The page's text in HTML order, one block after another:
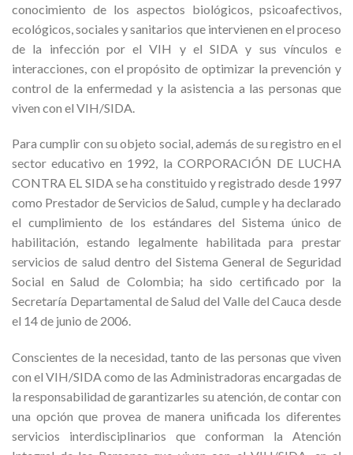
conocimiento de los aspectos biológicos, psicoafectivos,
ecológicos, sociales y sanitarios que intervienen en el proceso
de la infección por el VIH y el SIDA y sus vínculos e
interacciones, con el propósito de optimizar la prevención y
control de la enfermedad y la asistencia a las personas que
viven con el VIH/SIDA.
Para cumplir con su objeto social, además de su registro en el
sector educativo en 1992, la CORPORACIÓN DE LUCHA
CONTRA EL SIDA se ha constituido y registrado desde 1997
como Prestador de Servicios de Salud, cumple y ha declarado
el cumplimiento de los estándares del Sistema único de
habilitación, estando legalmente habilitada para prestar
servicios de salud dentro del Sistema General de Seguridad
Social en Salud de Colombia; ha sido certificado por la
Secretaría Departamental de Salud del Valle del Cauca desde
el 14 de junio de 2006.
Conscientes de la necesidad, tanto de las personas que viven
con el VIH/SIDA como de las Administradoras encargadas de
la responsabilidad de garantizarles su atención, de contar con
una opción que provea de manera unificada los diferentes
servicios interdisciplinarios que conforman la Atención